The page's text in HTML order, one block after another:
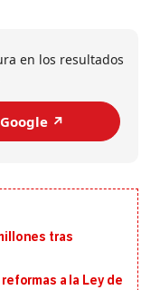
en los resultados
↗️
tras
a la Ley de